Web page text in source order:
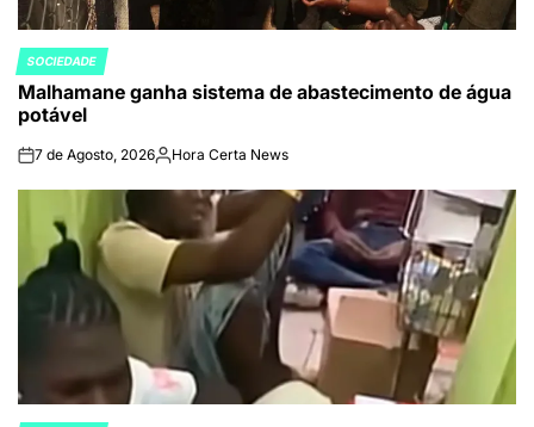
POSTED
IN
SOCIEDADE
Malhamane ganha sistema de abastecimento de água
potável
on7 de Agosto, 2026Publicado
Hora Certa News